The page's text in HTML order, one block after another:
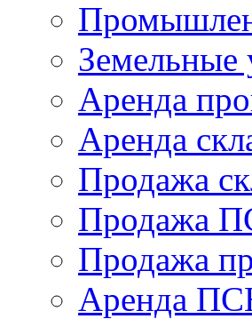
Земельные
Аренда
Аренда
Продажа
Продажа
Продажа
Аренда